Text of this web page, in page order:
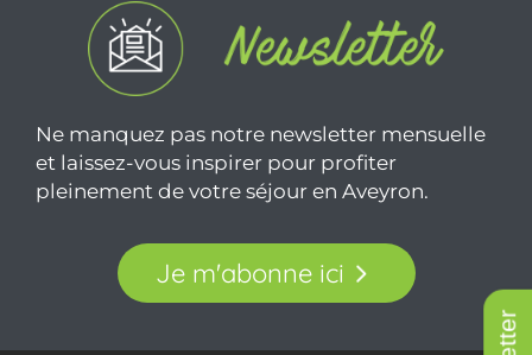
Ne manquez pas notre newsletter mensuelle
et laissez-vous inspirer pour profiter
pleinement de votre séjour en Aveyron.
Je m'abonne ici